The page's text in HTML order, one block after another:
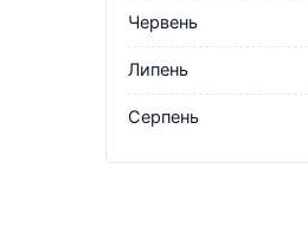
Червень
Липень
Серпень